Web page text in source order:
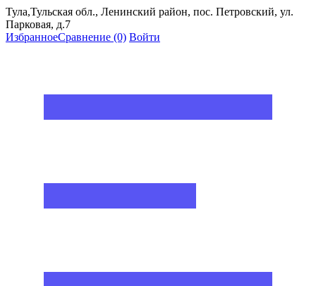
Тула,Тульская обл., Ленинский район, пос. Петровский, ул.
Парковая, д.7
ИзбранноеСравнение (0) Войти